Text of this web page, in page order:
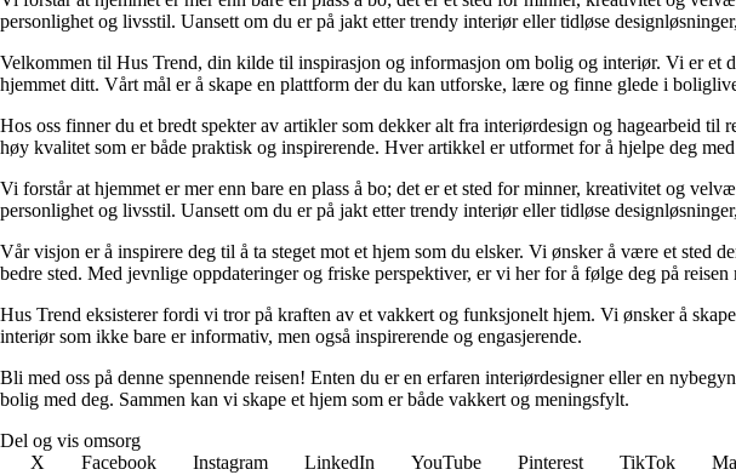
personlighet og livsstil. Uansett om du er på jakt etter trendy interiør eller tidløse
Velkommen til Hus Trend, din kilde til inspirasjon og informasjon om bolig og interiør. Vi er et
hjemmet ditt. Vårt mål er å skape en plattform der du kan utforske, lære og finne glede i
Hos oss finner du et bredt spekter av artikler som dekker alt fra interiørdesign og hagearbeid
høy kvalitet som er både praktisk og inspirerende. Hver artikkel er utformet for å hjelpe deg
Vi forstår at hjemmet er mer enn bare en plass å bo; det er et sted for minner, kreativitet og
personlighet og livsstil. Uansett om du er på jakt etter trendy interiør eller tidløse
Vår visjon er å inspirere deg til å ta steget mot et hjem som du elsker. Vi ønsker å være et
bedre sted. Med jevnlige oppdateringer og friske perspektiver, er vi her for å følge deg på
Hus Trend eksisterer fordi vi tror på kraften av et vakkert og funksjonelt hjem. Vi ønsker å
interiør som ikke bare er informativ, men også inspirerende og engasjerende.
Bli med oss på denne spennende reisen! Enten du er en erfaren interiørdesigner eller en
bolig med deg. Sammen kan vi skape et hjem som er både vakkert og meningsfylt.
Del og vis omsorg
X
Facebook Instagram LinkedIn YouTube Pinterest TikTok